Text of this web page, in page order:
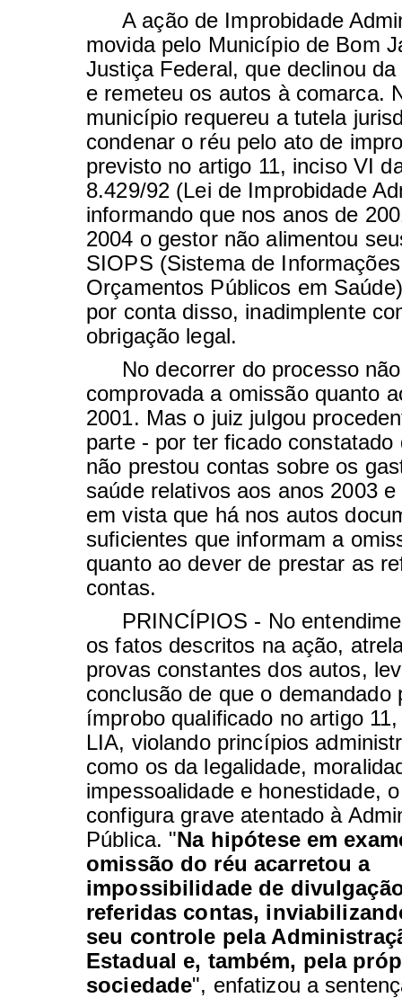
A ação de Improbidade
movida pelo Município de Bom
Justiça Federal, que declinou
e remeteu os autos à comarca.
município requereu a tutela
condenar o réu pelo ato de
previsto no artigo 11, inciso VI
8.429/92 (Lei de Improbidade
informando que nos anos de
2004 o gestor não alimentou
SIOPS (Sistema de
Orçamentos Públicos em
por conta disso, inadimplente
obrigação legal.
No decorrer do processo
comprovada a omissão quanto
2001. Mas o juiz julgou
parte - por ter ficado constatado
não prestou contas sobre os
saúde relativos aos anos 2003
em vista que há nos autos
suficientes que informam a
quanto ao dever de prestar as
contas.
PRINCÍPIOS - No
os fatos descritos na ação,
provas constantes dos autos,
conclusão de que o demandado
ímprobo qualificado no artigo
LIA, violando princípios
como os da legalidade,
impessoalidade e honestidade,
configura grave atentado à
Pública. "Na hipótese em
omissão do réu acarretou a
impossibilidade de
referidas contas,
seu controle pela
Estadual e, também, pela
sociedade", enfatizou a